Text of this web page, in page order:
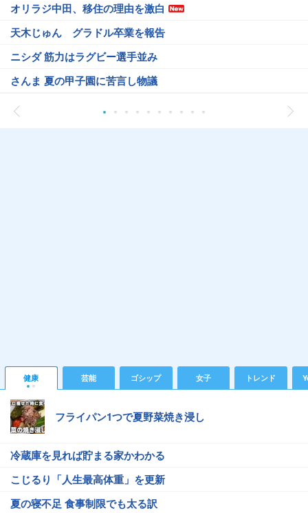
オリラジ中田、移住の理由を激白
天木じゅん グラドル卒業を報告
ニシダ 筋力はラグビー選手並み
さんま 夏の甲子園に苦言し物議
健康 芸能 ゴシップ 女子 トレンド
フライパン1つで夏野菜焼き浸し
冷蔵庫を見れば貯まる家かわかる
こじるり「人生最高体重」を更新
夏の寝不足 食事制限でも太る訳